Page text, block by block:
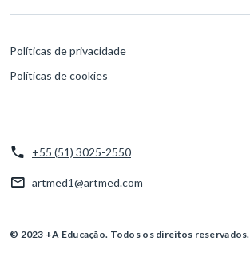
Políticas de privacidade
Políticas de cookies
+55 (51) 3025-2550
artmed1@artmed.com
© 2023 +A Educação. Todos os direitos reservados.